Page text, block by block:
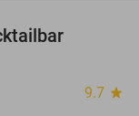
9.7 star